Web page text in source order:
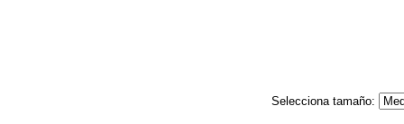
Selecciona tamaño: